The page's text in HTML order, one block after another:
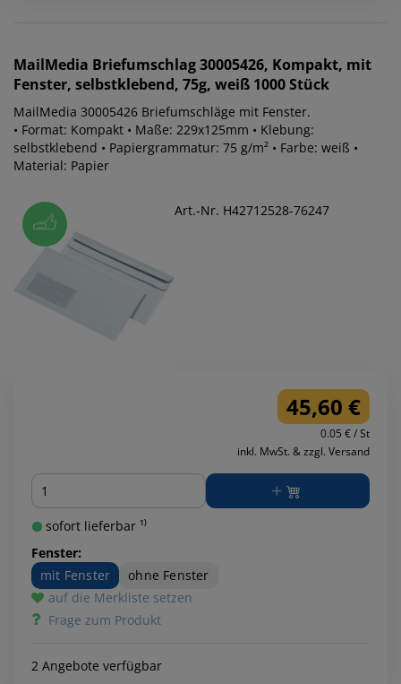
MailMedia Briefumschlag 30005426, Kompakt, mit
Fenster, selbstklebend, 75g, weiß 1000 Stück
MailMedia 30005426 Briefumschläge mit Fenster.
• Format: Kompakt • Maße: 229x125mm • Klebung:
selbstklebend • Papiergrammatur: 75 g/m² • Farbe: weiß •
Material: Papier
Art.-Nr. H42712528-76247
45,60 €
0.05 € / St
inkl. MwSt. & zzgl. Versand
Menge
sofort lieferbar ¹⁾
Fenster:
mit Fenster
ohne Fenster
auf die Merkliste setzen
Frage zum Produkt
2 Angebote verfügbar